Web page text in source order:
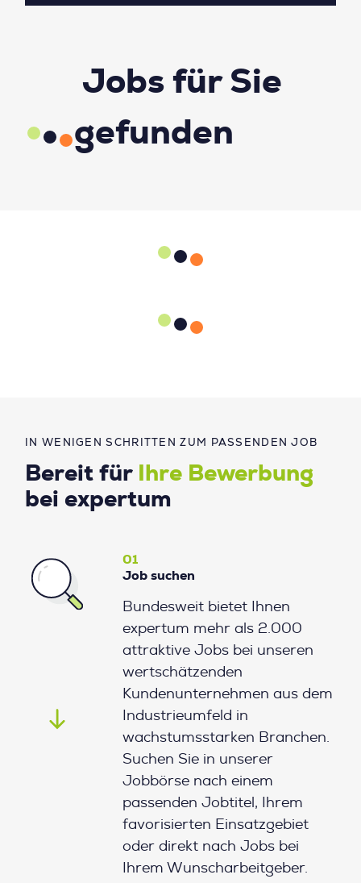
IN WENIGEN SCHRITTEN ZUM PASSENDEN JOB
Bereit für
Ihre Bewerbung
bei expertum
01
Job suchen
Bundesweit bietet Ihnen
expertum mehr als 2.000
attraktive Jobs bei unseren
wertschätzenden
Kundenunternehmen aus dem
Industrieumfeld in
wachstumsstarken Branchen.
Suchen Sie in unserer
Jobbörse nach einem
passenden Jobtitel, Ihrem
favorisierten Einsatzgebiet
oder direkt nach Jobs bei
Ihrem Wunscharbeitgeber.